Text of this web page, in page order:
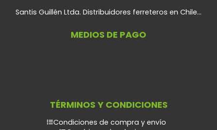
Santis Guillén Ltda. Distribuidores ferreteros en Chile...
MEDIOS DE PAGO
TÉRMINOS Y CONDICIONES
Condiciones de compra y envío